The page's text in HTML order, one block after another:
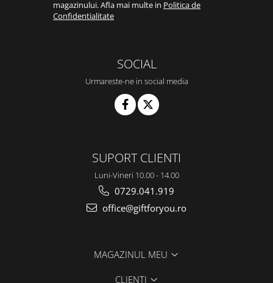
magazinului. Afla mai multe in Politica de
Confidentialitate
SOCIAL
Urmareste-ne in social media
SUPORT CLIENTI
Luni-Vineri 10.00 - 14.00
0729.041.919
office@giftforyou.ro
MAGAZINUL MEU
CLIENTI